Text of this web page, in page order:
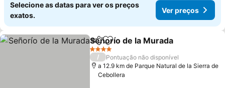
Selecione as datas para ver os preços
exatos.
Ver preços
PartilharAdicionar aos favoritos
Señorío de la Murada
4 Estrelas
/
Pontuação não disponível
a 12.9 km de Parque Natural de la Sierra de
Cebollera